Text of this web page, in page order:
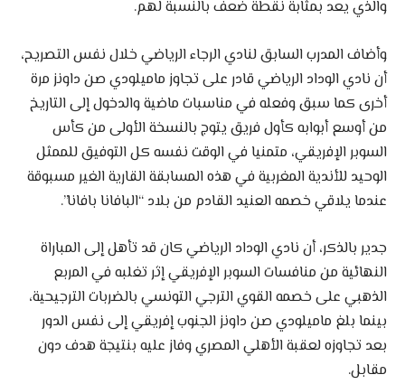
والذي يعد بمثابة نقطة ضعف بالنسبة لهم.
وأضاف المدرب السابق لنادي الرجاء الرياضي خلال نفس التصريح،
أن نادي الوداد الرياضي قادر على تجاوز ماميلودي صن داونز مرة
أخرى كما سبق وفعله في مناسبات ماضية والدخول إلى التاريخ
من أوسع أبوابه كأول فريق يتوج بالنسخة الأولى من كأس
السوبر الإفريقي، متمنيا في الوقت نفسه كل التوفيق للممثل
الوحيد للأندية المغربية في هذه المسابقة القارية الغير مسبوقة
عندما يلاقي خصمه العنيد القادم من بلاد “البافانا بافانا”.
جدير بالذكر، أن نادي الوداد الرياضي كان قد تأهل إلى المباراة
النهائية من منافسات السوبر الإفريقي إثر تغلبه في المربع
الذهبي على خصمه القوي الترجي التونسي بالضربات الترجيحية،
بينما بلغ ماميلودي صن داونز الجنوب إفريقي إلى نفس الدور
بعد تجاوزه لعقبة الأهلي المصري وفاز عليه بنتيجة هدف دون
مقابل.